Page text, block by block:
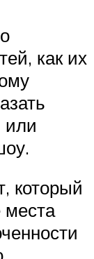
как их
или
который
места